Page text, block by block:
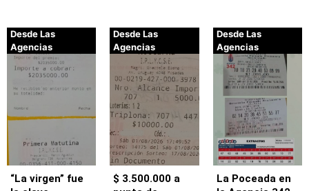
Desde Las
Agencias
“La virgen” fue
Desde Las
Agencias
$ 3.500.000 a
Desde Las
Agencias
La Poceada en